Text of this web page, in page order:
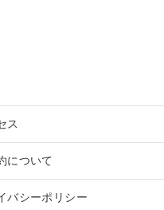
ス
について
バシーポリシー